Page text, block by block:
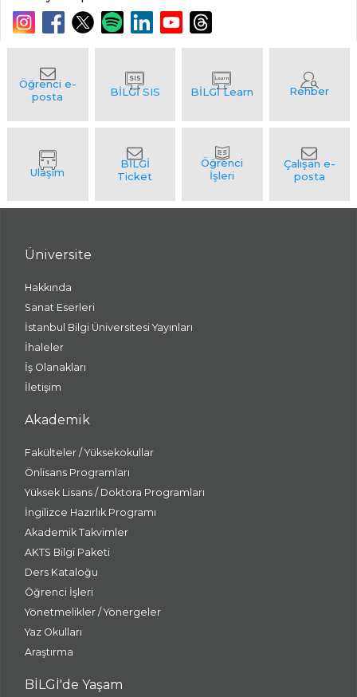
Üniversite
Hakkında
Sanat Eserleri
İstanbul Bilgi Üniversitesi Yayınları
İhaleler
İş Olanakları
İletişim
Akademik
Fakülteler / Yüksekokullar
Önlisans Programları
Yüksek Lisans / Doktora Programları
İngilizce Hazırlık Programı
Akademik Takvimler
AKTS Bilgi Paketi
Ders Kataloğu
Öğrenci İşleri
Yönetmelikler / Yönergeler
Yaz Okulları
Araştırma
BİLGİ'de Yaşam